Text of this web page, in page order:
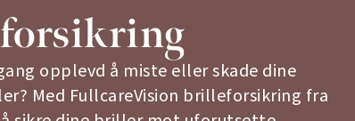
opplevd å miste eller skade dine
Med FullcareVision brilleforsikring fra